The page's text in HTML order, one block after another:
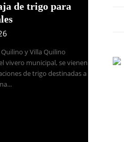
de trigo para
y Villa Quilino
vivero municipal, se vienen
de trigo destinadas a